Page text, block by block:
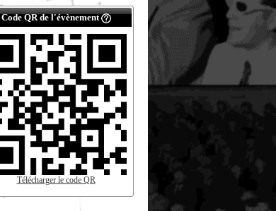
Code QR de l'évènement
Télécharger le code QR